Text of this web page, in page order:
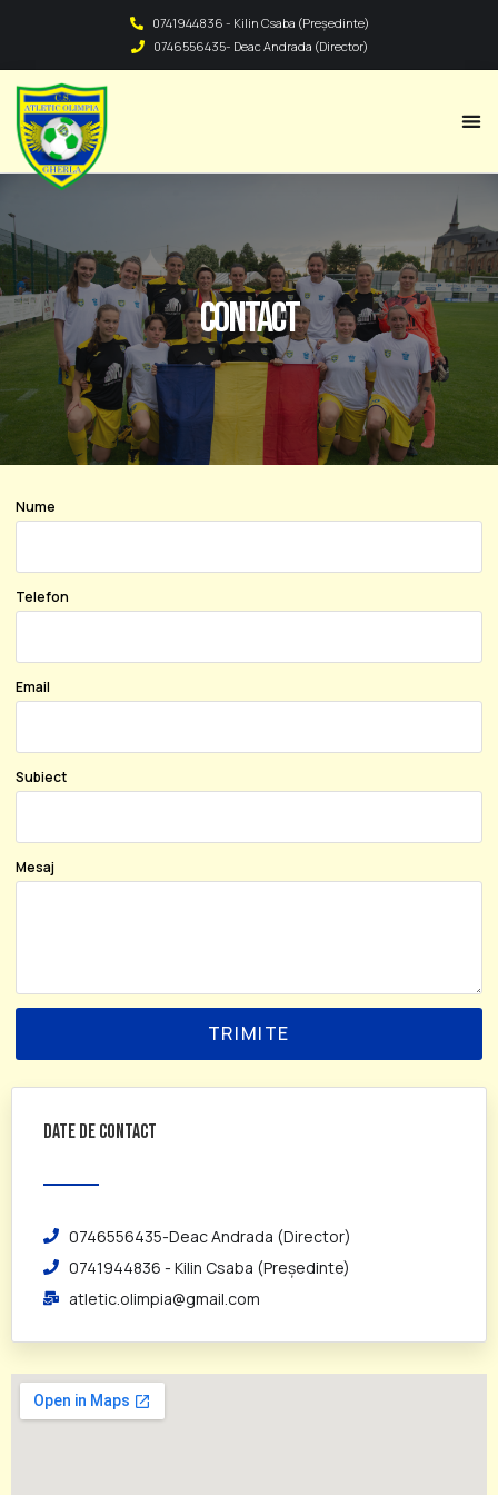
0741944836 - Kilin Csaba (Președinte)
0746556435- Deac Andrada (Director)
Contact
Nume
Telefon
Email
Subiect
Mesaj
TRIMITE
date de contact
0746556435-Deac Andrada (Director)
0741944836 - Kilin Csaba (Președinte)
atletic.olimpia@gmail.com